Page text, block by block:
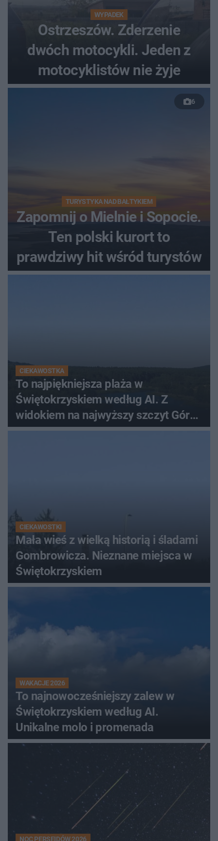
WYPADEK
Ostrzeszów. Zderzenie
dwóch motocykli. Jeden z
motocyklistów nie żyje
6
TURYSTYKA NAD BAŁTYKIEM
Zapomnij o Mielnie i Sopocie.
Ten polski kurort to
prawdziwy hit wśród turystów
CIEKAWOSTKA
To najpiękniejsza plaża w
Świętokrzyskiem według AI. Z
widokiem na najwyższy szczyt Gór
Świętokrzyskich
CIEKAWOSTKI
Mała wieś z wielką historią i śladami
Gombrowicza. Nieznane miejsca w
Świętokrzyskiem
WAKACJE 2026
To najnowocześniejszy zalew w
Świętokrzyskiem według AI.
Unikalne molo i promenada
NOC PERSEIDÓW 2026